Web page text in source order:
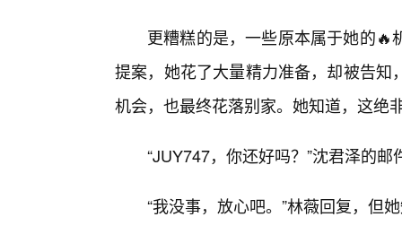
更糟糕的是，一些原本属于她的
提案，她花了大量精力准备，却被告
机会，也最终花落别家。她知道，这绝
“JUY747，你还好吗？”沈君泽的
“我没事，放心吧。”林薇回复，但